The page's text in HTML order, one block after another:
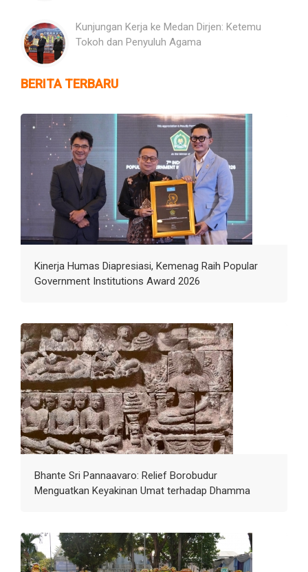
Kunjungan Kerja ke Medan Dirjen: Ketemu
Tokoh dan Penyuluh Agama
BERITA TERBARU
Kinerja Humas Diapresiasi, Kemenag Raih Popular
Government Institutions Award 2026
Bhante Sri Pannaavaro: Relief Borobudur
Menguatkan Keyakinan Umat terhadap Dhamma